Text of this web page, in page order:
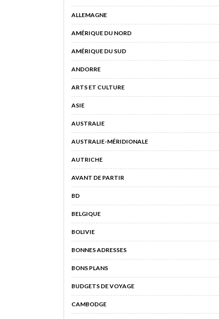
ALLEMAGNE
AMÉRIQUE DU NORD
AMÉRIQUE DU SUD
ANDORRE
ARTS ET CULTURE
ASIE
AUSTRALIE
AUSTRALIE-MÉRIDIONALE
AUTRICHE
AVANT DE PARTIR
BD
BELGIQUE
BOLIVIE
BONNES ADRESSES
BONS PLANS
BUDGETS DE VOYAGE
CAMBODGE